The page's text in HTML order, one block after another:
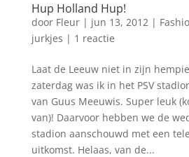
Hup Holland Hup!
door Fleur| jun 13, 2012|
jurkjes | 1 reactie
Laat de Leeuw niet in zijn
zaterdag was ik in het PSV
van Guus Meeuwis. Super leuk
van)! Daarvoor hebben we de
stadion aanschouwd met een
uitkomst. Helaas, van de...